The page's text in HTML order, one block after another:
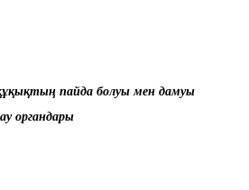
пайда болуы мен дамуы
органдары